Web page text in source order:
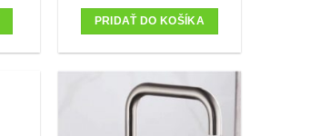
on
page
PRIDAŤ DO KOŠÍKA